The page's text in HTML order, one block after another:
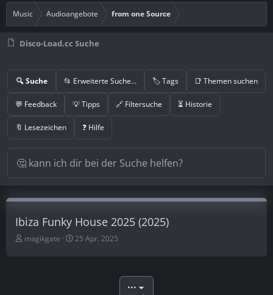
Music Audioangebote from one Source
Disco-Load.cc Suche
🔍 Suche 📂 Erweiterte Suche… 🏷️ Tags 📑 Themen suchen
💬 Feedback 💡 Tipps 🔗 Filtersuche ⏳ Historie
🔖 Lesezeichen ❓ Hilfe
Ibiza Funky House 2025 (2025)
E
magikgate
E
25 Apr. 2025
•••